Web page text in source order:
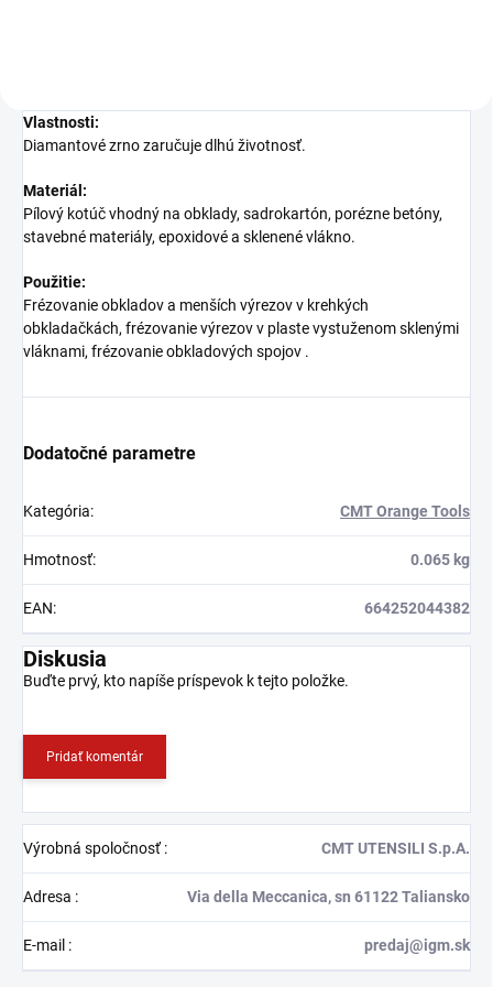
Vlastnosti:
Diamantové zrno zaručuje dlhú životnosť.
Materiál:
Pílový kotúč vhodný na obklady, sadrokartón, porézne betóny,
stavebné materiály, epoxidové a sklenené vlákno.
Použitie:
Frézovanie obkladov a menších výrezov v krehkých
obkladačkách, frézovanie výrezov v plaste vystuženom sklenými
vláknami, frézovanie obkladových spojov .
Dodatočné parametre
Kategória: CMT Orange Tools
Hmotnosť: 0.065 kg
EAN: 664252044382
Diskusia
Buďte prvý, kto napíše príspevok k tejto položke.
Pridať komentár
Výrobná spoločnosť: CMT UTENSILI S.p.A.
Adresa : Via della Meccanica, sn 61122 Taliansko
E-mail : predaj@igm.sk